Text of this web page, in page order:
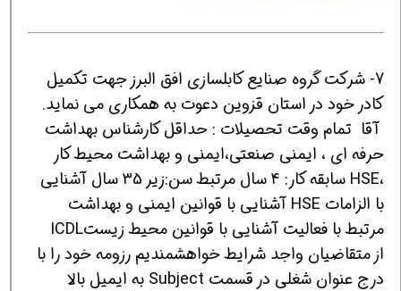
7- شرکت گروه صنایع کابلسازی افق البرز جهت تکمیل
کادر خود در استان قزوین دعوت به همکاری می نماید.
آقا تمام وقت تحصیلات : حداقل کارشناس بهداشت
حرفه ای ، ایمنی صنعتی،ایمنی و بهداشت محیط کار
،HSE سابقه کار: 4 سال مرتبط سن:زیر 35 سال آشنایی
با الزامات HSE آشنایی با قوانین ایمنی و بهداشت
مرتبط با فعالیت آشنایی با قوانین محیط زیستICDL
از متقاضیان واجد شرایط خواهشمندیم رزومه خود را با
درج عنوان شغلی در قسمت Subject به ایمیل بالا